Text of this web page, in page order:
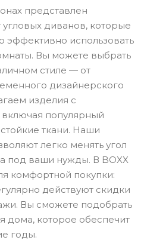
представлен
диванов, которые
эффективно использовать
Вы можете выбрать
стиле — от
дизайнерского
изделия с
включая популярный
ткани. Наши
легко менять угол
под ваши нужды. В BOXX
комфортной покупки:
действуют скидки
Вы сможете подобрать
дома, которое обеспечит
годы.